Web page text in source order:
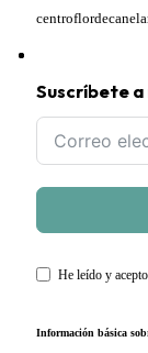
Suscríbete
He leído y
Información básica